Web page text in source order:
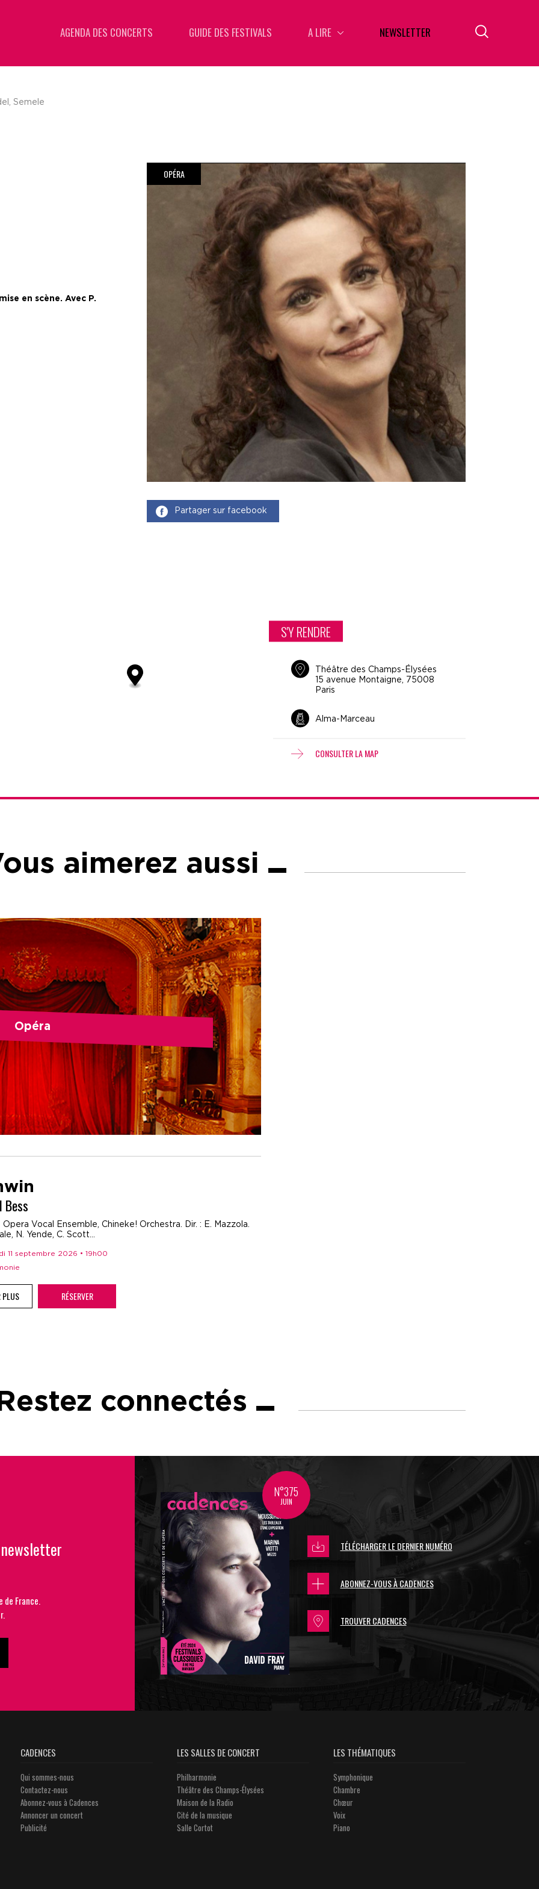
AGENDA DES CONCERTS GUIDE DES FESTIVALS A LIRE NEWSLETTER
Semele
en scène. Avec P.
OPÉRA
Partager sur facebook
S'Y RENDRE
Théâtre des Champs-Élysées
15 avenue Montaigne, 75008
Paris
Alma-Marceau
CONSULTER LA MAP
aimerez aussi
Opéra
Bess
Opera Vocal Ensemble, Chineke! Orchestra. Dir. : E. Mazzola.
N. Yende, C. Scott...
11 septembre 2026 • 19h00
PLUS RÉSERVER
connectés
de France.
N°375
JUIN
TÉLÉCHARGER LE DERNIER NUMÉRO
ABONNEZ-VOUS À CADENCES
TROUVER CADENCES
CADENCES
Qui sommes-nous
Contactez-nous
Abonnez-vous à Cadences
Annoncer un concert
Publicité
LES SALLES DE CONCERT
Philharmonie
Théâtre des Champs-Élysées
Maison de la Radio
Cité de la musique
Salle Cortot
LES THÉMATIQUES
Symphonique
Chambre
Chœur
Voix
Piano